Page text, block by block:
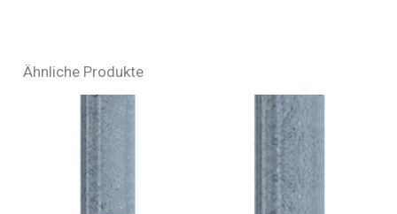
Ähnliche Produkte